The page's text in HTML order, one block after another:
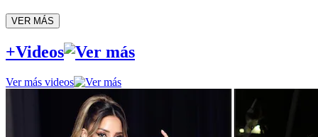
VER MÁS
+Videos
Ver más videos